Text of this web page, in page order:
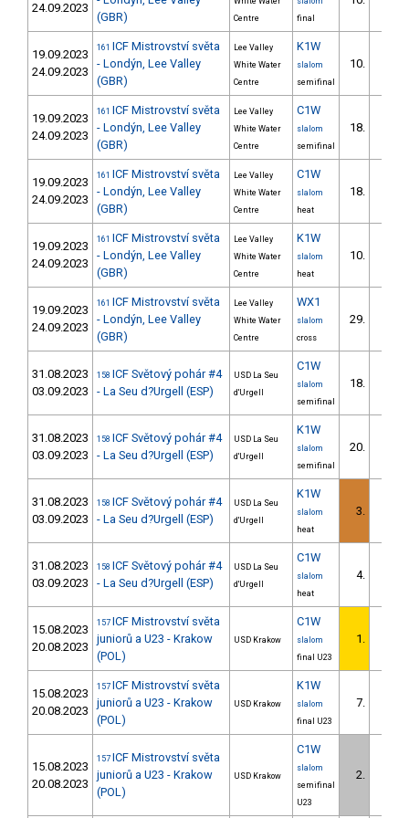
24.09.2023
(GBR)
Centre
final
19.09.2023
24.09.2023
161 ICF Mistrovství světa
- Londýn, Lee Valley
(GBR)
Lee Valley
White Water
Centre
K1W
slalom
semifinal
10.
19.09.2023
24.09.2023
161 ICF Mistrovství světa
- Londýn, Lee Valley
(GBR)
Lee Valley
White Water
Centre
C1W
slalom
semifinal
18.
19.09.2023
24.09.2023
161 ICF Mistrovství světa
- Londýn, Lee Valley
(GBR)
Lee Valley
White Water
Centre
C1W
slalom
heat
18.
19.09.2023
24.09.2023
161 ICF Mistrovství světa
- Londýn, Lee Valley
(GBR)
Lee Valley
White Water
Centre
K1W
slalom
heat
10.
19.09.2023
24.09.2023
161 ICF Mistrovství světa
- Londýn, Lee Valley
(GBR)
Lee Valley
White Water
Centre
WX1
slalom
cross
29.
31.08.2023
03.09.2023
158 ICF Světový pohár #4
- La Seu d?Urgell (ESP)
USD La Seu
d'Urgell
C1W
slalom
semifinal
18.
31.08.2023
03.09.2023
158 ICF Světový pohár #4
- La Seu d?Urgell (ESP)
USD La Seu
d'Urgell
K1W
slalom
semifinal
20.
31.08.2023
03.09.2023
158 ICF Světový pohár #4
- La Seu d?Urgell (ESP)
USD La Seu
d'Urgell
K1W
slalom
heat
3.
31.08.2023
03.09.2023
158 ICF Světový pohár #4
- La Seu d?Urgell (ESP)
USD La Seu
d'Urgell
C1W
slalom
heat
4.
15.08.2023
20.08.2023
157 ICF Mistrovství světa
juniorů a U23 - Krakow
(POL)
USD Krakow
C1W
slalom
final U23
1.
15.08.2023
20.08.2023
157 ICF Mistrovství světa
juniorů a U23 - Krakow
(POL)
USD Krakow
K1W
slalom
final U23
7.
15.08.2023
20.08.2023
157 ICF Mistrovství světa
juniorů a U23 - Krakow
(POL)
USD Krakow
C1W
slalom
semifinal
U23
2.